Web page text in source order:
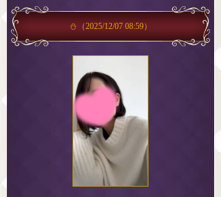
⛄️ （2025/12/07 08:59）